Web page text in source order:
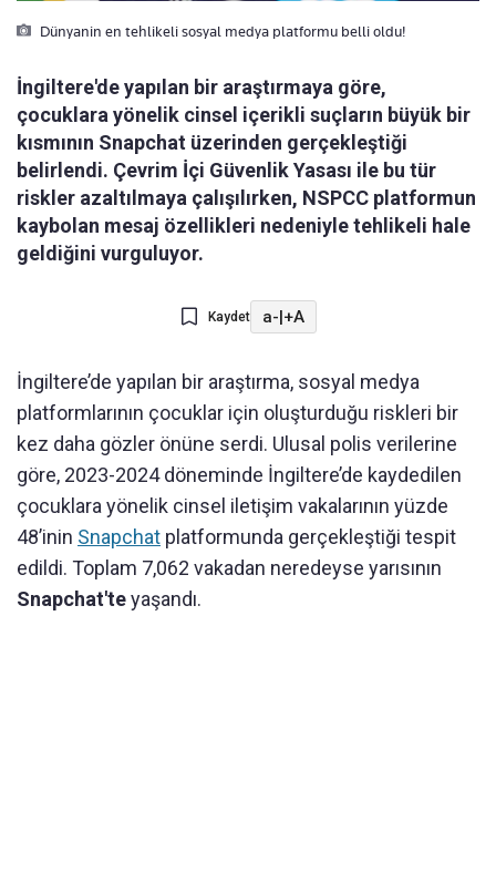
Dünyanin en tehlikeli sosyal medya platformu belli oldu!
İngiltere'de yapılan bir araştırmaya göre,
çocuklara yönelik cinsel içerikli suçların büyük bir
kısmının Snapchat üzerinden gerçekleştiği
belirlendi. Çevrim İçi Güvenlik Yasası ile bu tür
riskler azaltılmaya çalışılırken, NSPCC platformun
kaybolan mesaj özellikleri nedeniyle tehlikeli hale
geldiğini vurguluyor.
Kaydet a-|+A
İngiltere’de yapılan bir araştırma, sosyal medya
platformlarının çocuklar için oluşturduğu riskleri bir
kez daha gözler önüne serdi. Ulusal polis verilerine
göre, 2023-2024 döneminde İngiltere’de kaydedilen
çocuklara yönelik cinsel iletişim vakalarının yüzde
48’inin Snapchat platformunda gerçekleştiği tespit
edildi. Toplam 7,062 vakadan neredeyse yarısının
Snapchat'teyaşandı.